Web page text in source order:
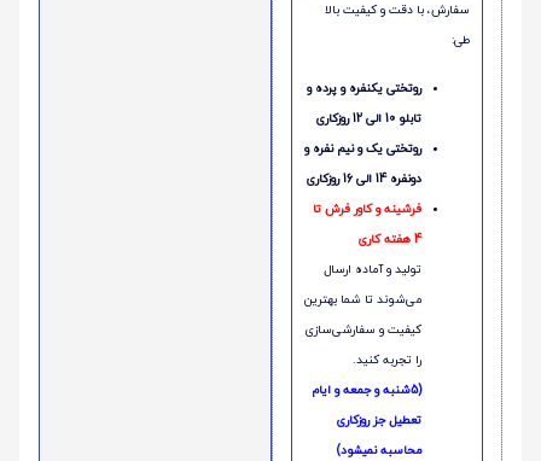
سفارش، با دقت و کیفیت بالا
طی:
روتختی یکنفره و پرده و
تابلو 10 الی 12 روزکاری
روتختی یک و نیم نفره و
دونفره 14 الی 16 روزکاری
فرشینه و کاور فرش تا
4 هفته کاری
تولید و آماده ارسال
می‌شوند تا شما بهترین
کیفیت و سفارشی‌سازی
را تجربه کنید.
(5شنبه و جمعه و ایام
تعطیل جز روزکاری
محاسبه نمیشود)